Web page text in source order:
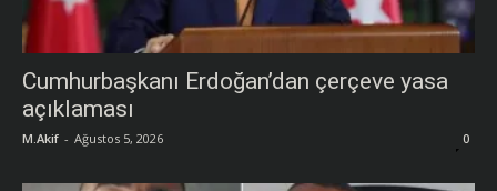
Cumhurbaşkanı Erdoğan’dan çerçeve yasa
açıklaması
M.Akif - Ağustos 5, 2026 0